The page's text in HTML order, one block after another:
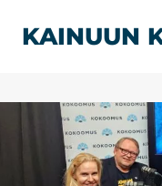
sisältöön
KAINUUN